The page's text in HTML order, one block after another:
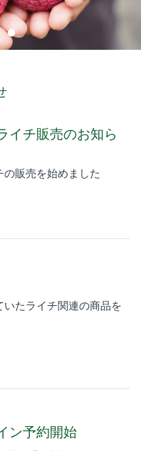
品 5kg
イチ販売のお知ら
販売を始めました
たライチ関連の商品を
ン予約開始